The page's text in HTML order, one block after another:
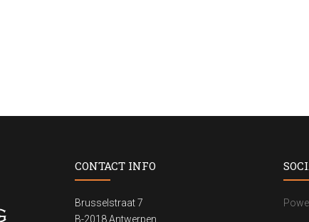
CONTACT INFO
Brusselstraat 7
B-2018 Antwerpen